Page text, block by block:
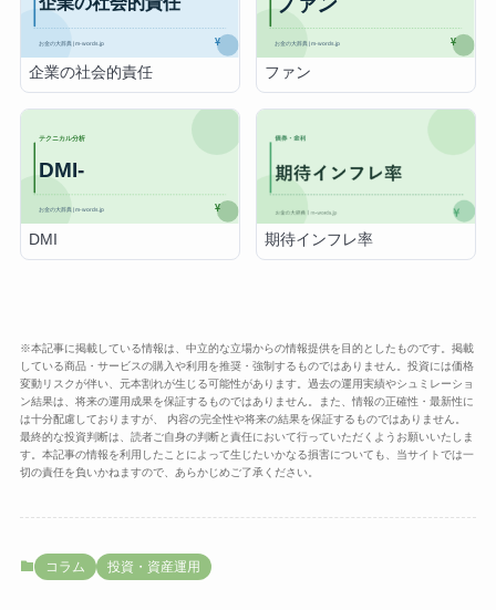
企業の社会的責任 ファン
DMI 期待インフレ率
※本記事に掲載している情報は、中立的な立場からの情報提供を目的としたものです。掲載
している商品・サービスの購入や利用を推奨・強制するものではありません。投資には価格
変動リスクが伴い、元本割れが生じる可能性があります。過去の運用実績やシュミレーショ
ン結果は、将来の運用成果を保証するものではありません。また、情報の正確性・最新性に
は十分配慮しておりますが、 内容の完全性や将来の結果を保証するものではありません。
最終的な投資判断は、読者ご自身の判断と責任において行っていただくようお願いいたしま
す。本記事の情報を利用したことによって生じたいかなる損害についても、当サイトでは一
切の責任を負いかねますので、あらかじめご了承ください。
コラム 投資・資産運用